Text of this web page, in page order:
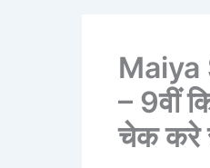
– 9वीं
चेक करे